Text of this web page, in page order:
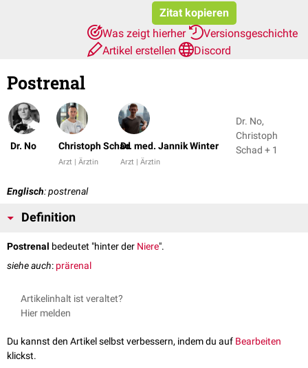
Zitat kopieren
Was zeigt hierher
Versionsgeschichte
Artikel erstellen
Discord
Postrenal
Dr. No Christoph Schad
Arzt | Ärztin
Dr. med. Jannik Winter
Arzt | Ärztin
Dr. No,
Christoph
Schad + 1
Englisch: postrenal
Definition
Postrenal bedeutet "hinter der Niere".
siehe auch: prärenal
Artikelinhalt ist veraltet?
Hier melden
Du kannst den Artikel selbst verbessern, indem du auf Bearbeiten
klickst.